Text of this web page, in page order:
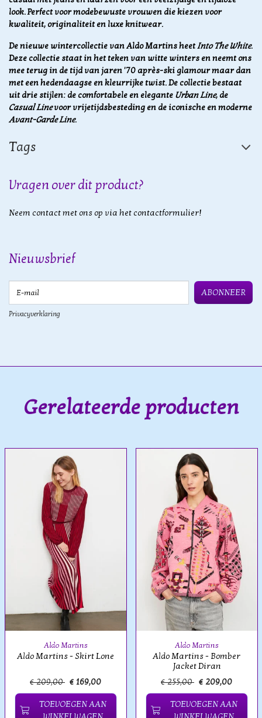
look. Perfect voor modebewuste vrouwen die kiezen voor
kwaliteit, originaliteit en luxe knitwear.
De nieuwe wintercollectie van Aldo Martins heetInto The White.
Deze collectie staat in het teken van witte winters en neemt ons
mee terug in de tijd van jaren '70 après-ski glamour maar dan
met een hedendaagse en kleurrijke twist. De collectie bestaat
uit drie stijlen: de comfortabele en elegante Urban Line, de
Casual Linevoor vrijetijdsbesteding en de iconische en moderne
Avant-Garde Line.
Tags
Vragen over dit product?
Neem contact met ons op via het contactformulier!
Nieuwsbrief
ABONNEER
Privacyverklaring
Gerelateerde producten
Aldo Martins
Aldo Martins - Skirt Lone
€ 209,00 € 169,00
TOEVOEGEN AAN
Aldo Martins
Aldo Martins - Bomber
Jacket Diran
€ 255,00 € 209,00
TOEVOEGEN AAN